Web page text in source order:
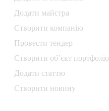
Додати майстра
Створити компанiю
Провести тендер
Створити об’єкт портфоліо
Додати статтю
Створити новину